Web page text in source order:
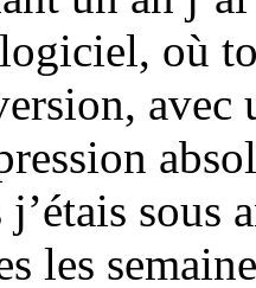
où
avec
sous
les